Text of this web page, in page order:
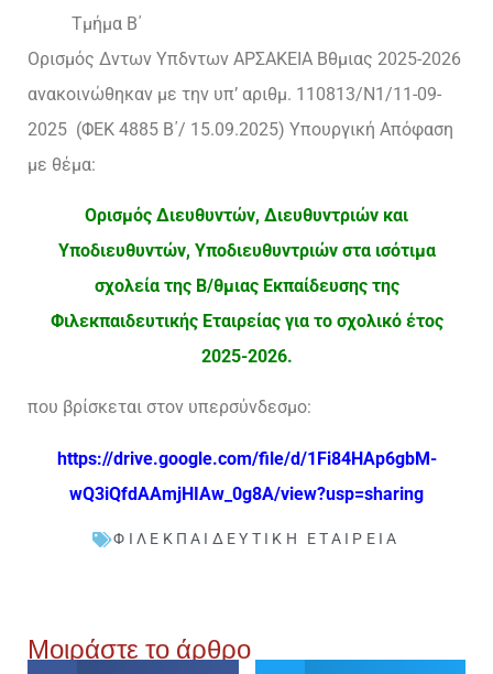
Τμήμα Β΄
Ορισμός Δντων Υπδντων ΑΡΣΑΚΕΙΑ Βθμιας 2025-2026
ανακοινώθηκαν με την υπ’ αριθμ. 110813/Ν1/11-09-
2025 (ΦΕΚ 4885 Β΄/ 15.09.2025) Υπουργική Απόφαση
με θέμα:
Ορισμός Διευθυντών, Διευθυντριών και
Υποδιευθυντών, Υποδιευθυντριών στα ισότιμα
σχολεία της Β/θμιας Εκπαίδευσης της
Φιλεκπαιδευτικής Εταιρείας για το σχολικό έτος
2025-2026.
που βρίσκεται στον υπερσύνδεσμο:
https://drive.google.com/file/d/1Fi84HAp6gbM-
wQ3iQfdAAmjHIAw_0g8A/view?usp=sharing
ΦΙΛΕΚΠΑΙΔΕΥΤΙΚΉ ΕΤΑΙΡΕΊΑ
Μοιράστε το άρθρο